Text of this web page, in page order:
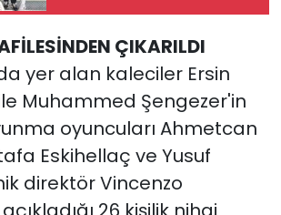
ÇIKARILDI
yer alan kaleciler Ersin
Muhammed Şengezer'in
oyuncuları Ahmetcan
Eskihellaç ve Yusuf
direktör Vincenzo